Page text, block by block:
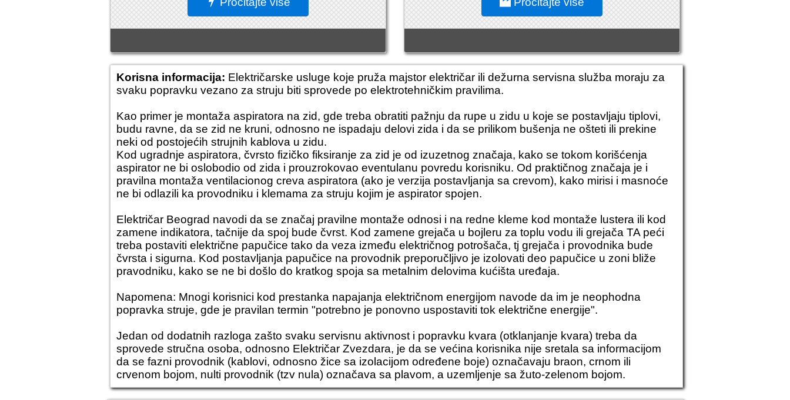
Korisna informacija: Električarske usluge koje pruža majstor električar ili dežurna servisna služba moraju za
svaku popravku vezano za struju biti sprovede po elektrotehničkim pravilima.
Kao primer je montaža aspiratora na zid, gde treba obratiti pažnju da rupe u zidu u koje se postavljaju tiplovi,
budu ravne, da se zid ne kruni, odnosno ne ispadaju delovi zida i da se prilikom bušenja ne ošteti ili prekine
neki od postojećih strujnih kablova u zidu.
Kod ugradnje aspiratora, čvrsto fizičko fiksiranje za zid je od izuzetnog značaja, kako se tokom korišćenja
aspirator ne bi oslobodio od zida i prouzrokovao eventulanu povredu korisniku. Od praktičnog značaja je i
pravilna montaža ventilacionog creva aspiratora (ako je verzija postavljanja sa crevom), kako mirisi i masnoće
ne bi odlazili ka provodniku i klemama za struju kojim je aspirator spojen.
Električar Beograd navodi da se značaj pravilne montaže odnosi i na redne kleme kod montaže lustera ili kod
zamene indikatora, tačnije da spoj bude čvrst. Kod zamene grejača u bojleru za toplu vodu ili grejača TA peći
treba postaviti električne papučice tako da veza između električnog potrošača, tj grejača i provodnika bude
čvrsta i sigurna. Kod postavljanja papučice na provodnik preporučljivo je izolovati deo papučice u zoni bliže
pravodniku, kako se ne bi došlo do kratkog spoja sa metalnim delovima kućišta uređaja.
Napomena: Mnogi korisnici kod prestanka napajanja električnom energijom navode da im je neophodna
popravka struje, gde je pravilan termin "potrebno je ponovno uspostaviti tok električne energije".
Jedan od dodatnih razloga zašto svaku servisnu aktivnost i popravku kvara (otklanjanje kvara) treba da
sprovede stručna osoba, odnosno Električar Zvezdara, je da se većina korisnika nije sretala sa informacijom
da se fazni provodnik (kablovi, odnosno žice sa izolacijom određene boje) označavaju braon, crnom ili
crvenom bojom, nulti provodnik (tzv nula) označava sa plavom, a uzemljenje sa žuto-zelenom bojom.